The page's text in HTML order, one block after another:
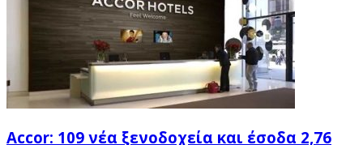
Accor: 109 νέα ξενοδοχεία και έσοδα 2,76